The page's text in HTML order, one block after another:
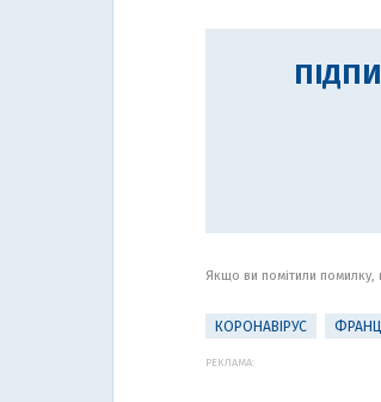
Якщо ви помітили помилку,
КОРОНАВІРУС
РЕКЛАМА: